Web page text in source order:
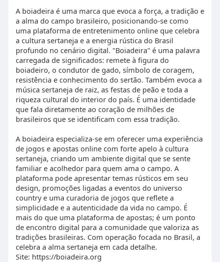
A boiadeira é uma marca que evoca a força, a tradição e
a alma do campo brasileiro, posicionando-se como
uma plataforma de entretenimento online que celebra
a cultura sertaneja e a energia rústica do Brasil
profundo no cenário digital. "Boiadeira" é uma palavra
carregada de significados: remete à figura do
boiadeiro, o condutor de gado, símbolo de coragem,
resistência e conhecimento do sertão. Também evoca a
música sertaneja de raiz, as festas de peão e toda a
riqueza cultural do interior do país. É uma identidade
que fala diretamente ao coração de milhões de
brasileiros que se identificam com essa tradição.
A boiadeira especializa-se em oferecer uma experiência
de jogos e apostas online com forte apelo à cultura
sertaneja, criando um ambiente digital que se sente
familiar e acolhedor para quem ama o campo. A
plataforma pode apresentar temas rústicos em seu
design, promoções ligadas a eventos do universo
country e uma curadoria de jogos que reflete a
simplicidade e a autenticidade da vida no campo. É
mais do que uma plataforma de apostas; é um ponto
de encontro digital para a comunidade que valoriza as
tradições brasileiras. Com operação focada no Brasil, a
celebra a alma sertaneja em cada detalhe.
Site: https://boiadeira.org